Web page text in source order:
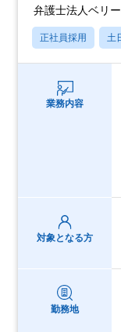
弁護士法人ベリ
正社員採用 土
業務内容
対象となる方
勤務地